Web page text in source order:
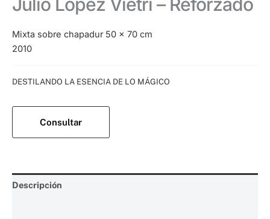
Mixta sobre chapadur 50 x 70 cm
2010
DESTILANDO LA ESENCIA DE LO MÁGICO
Consultar
Descripción